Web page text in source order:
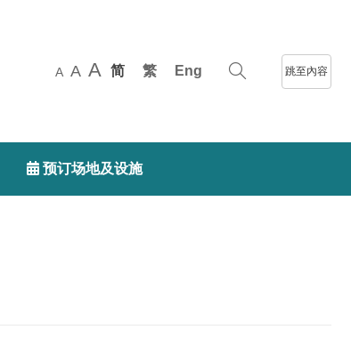
A A A 简 繁 Eng 跳至內容
 预订场地及设施